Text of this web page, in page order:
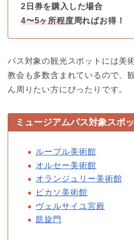
2日券を購入した場合
4〜5ヶ所程度周ればお得！
パス対象の観光スポットには美
教会も多数含まれているので、
ん周りたい方にぴったりです。
ミュージアムパス対象スポ
ルーブル美術館
オルセー美術館
オランジュリー美術館
ピカソ美術館
ヴェルサイユ宮殿
凱旋門